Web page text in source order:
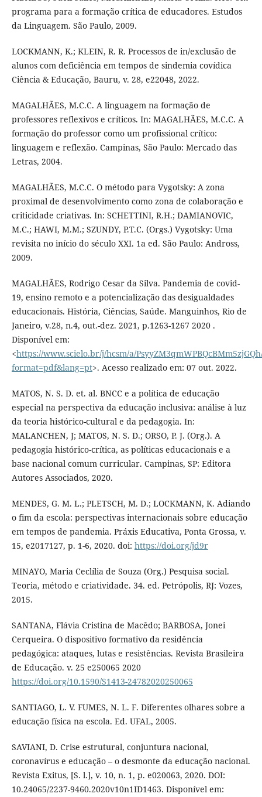
programa para a formação crítica de educadores. Estudos
da Linguagem. São Paulo, 2009.
LOCKMANN, K.; KLEIN, R. R. Processos de in/exclusão de
alunos com deficiência em tempos de sindemia covídica
Ciência & Educação, Bauru, v. 28, e22048, 2022.
MAGALHÃES, M.C.C. A linguagem na formação de
professores reflexivos e críticos. In: MAGALHÃES, M.C.C. A
formação do professor como um profissional crítico:
linguagem e reflexão. Campinas, São Paulo: Mercado das
Letras, 2004.
MAGALHÃES, M.C.C. O método para Vygotsky: A zona
proximal de desenvolvimento como zona de colaboração e
criticidade criativas. In: SCHETTINI, R.H.; DAMIANOVIC,
M.C.; HAWI, M.M.; SZUNDY, P.T.C. (Orgs.) Vygotsky: Uma
revisita no início do século XXI. 1a ed. São Paulo: Andross,
2009.
MAGALHÃES, Rodrigo Cesar da Silva. Pandemia de covid-
19, ensino remoto e a potencialização das desigualdades
educacionais. História, Ciências, Saúde. Manguinhos, Rio de
Janeiro, v.28, n.4, out.-dez. 2021, p.1263-1267 2020 .
Disponível em:
<https://www.scielo.br/j/hcsm/a/
format=pdf&lang=pt>. Acesso realizado em: 07 out. 2022.
MATOS, N. S. D. et. al. BNCC e a política de educação
especial na perspectiva da educação inclusiva: análise à luz
da teoria histórico-cultural e da pedagogia. In:
MALANCHEN, J; MATOS, N. S. D.; ORSO, P. J. (Org.). A
pedagogia histórico-crítica, as políticas educacionais e a
base nacional comum curricular. Campinas, SP: Editora
Autores Associados, 2020.
MENDES, G. M. L.; PLETSCH, M. D.; LOCKMANN, K. Adiando
o fim da escola: perspectivas internacionais sobre educação
em tempos de pandemia. Práxis Educativa, Ponta Grossa, v.
15, e2017127, p. 1-6, 2020. doi: https://doi.org/jd9r
MINAYO, Maria Ceclília de Souza (Org.) Pesquisa social.
Teoria, método e criatividade. 34. ed. Petrópolis, RJ: Vozes,
2015.
SANTANA, Flávia Cristina de Macêdo; BARBOSA, Jonei
Cerqueira. O dispositivo formativo da residência
pedagógica: ataques, lutas e resistências. Revista Brasileira
de Educação. v. 25 e250065 2020
https://doi.org/10.1590/S1413-24782020250065
SANTIAGO, L. V. FUMES, N. L. F. Diferentes olhares sobre a
educação física na escola. Ed. UFAL, 2005.
SAVIANI, D. Crise estrutural, conjuntura nacional,
coronavírus e educação – o desmonte da educação nacional.
Revista Exitus, [S. l.], v. 10, n. 1, p. e020063, 2020. DOI:
10.24065/2237-9460.2020v10n1ID1463. Disponível em: